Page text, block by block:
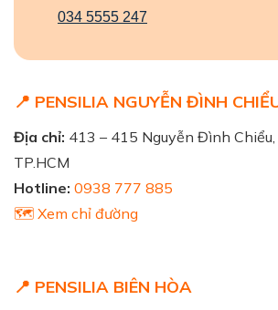
034 5555 247
📍 PENSILIA NGUYỄN ĐÌNH
Địa chỉ: 413 – 415 Nguyễn Đình
TP.HCM
Hotline: 0938 777 885
🗺️ Xem chỉ đường
📍 PENSILIA BIÊN HÒA